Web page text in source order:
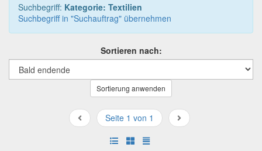
Suchbegriff: Kategorie: Textilien
Suchbegriff in "Suchauftrag" übernehmen
Sortieren nach:
Sortierung anwenden
Seite 1 von 1